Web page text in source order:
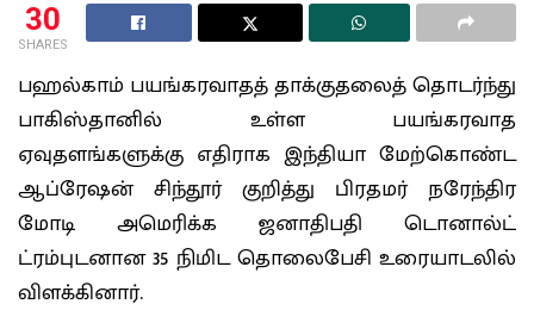
30
SHARES
பஹல்காம் பயங்கரவாதத் தாக்குதலைத் தொடர்ந்து
பாகிஸ்தானில் உள்ள பயங்கரவாத
ஏவுதளங்களுக்கு எதிராக இந்தியா மேற்கொண்ட
ஆப்ரேஷன் சிந்தூர் குறித்து பிரதமர் நரேந்திர
மோடி அமெரிக்க ஜனாதிபதி டொனால்ட்
ட்ரம்புடனான 35 நிமிட தொலைபேசி உரையாடலில்
விளக்கினார்.